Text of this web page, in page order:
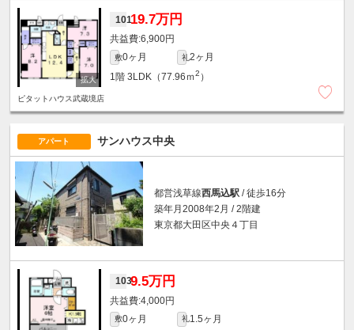
10119.7万円
6,900円
敷0ヶ月 礼2ヶ月
1階 3LDK（77.96ｍ2 ）
ピタットハウス武蔵境店
アパート サンハウス中央
都営浅草線西馬込駅 / 徒歩16分
築年月2008年2月 / 2階建
東京都大田区中央４丁目
1039.5万円
4,000円
敷0ヶ月 礼1.5ヶ月